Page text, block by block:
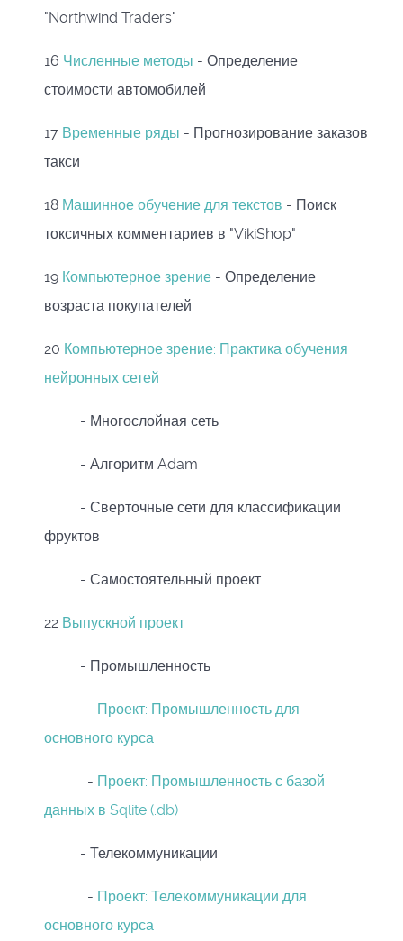
"Northwind Traders"
16 Численные методы - Определение
стоимости автомобилей
17 Временные ряды - Прогнозирование заказов
такси
18 Машинное обучение для текстов - Поиск
токсичных комментариев в "VikiShop"
19 Компьютерное зрение - Определение
возраста покупателей
20 Компьютерное зрение: Практика обучения
нейронных сетей
- Многослойная сеть
- Алгоритм Adam
- Сверточные сети для классификации
фруктов
- Самостоятельный проект
22 Выпускной проект
- Промышленность
- Проект: Промышленность для
основного курса
- Проект: Промышленность с базой
данных в Sqlite (.db)
- Телекоммуникации
- Проект: Телекоммуникации для
основного курса